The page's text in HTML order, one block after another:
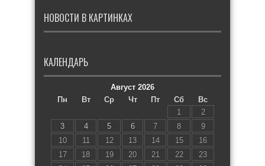
НОВОСТИ В КАРТИНКАХ
КАЛЕНДАРЬ
Август 2026
Пн
Вт Ср Чт Пт Сб
Вс
1
2
3
4 5 6 7 8
9
10
11 12 13 14 15
16
17
18 19 20 21 22
23